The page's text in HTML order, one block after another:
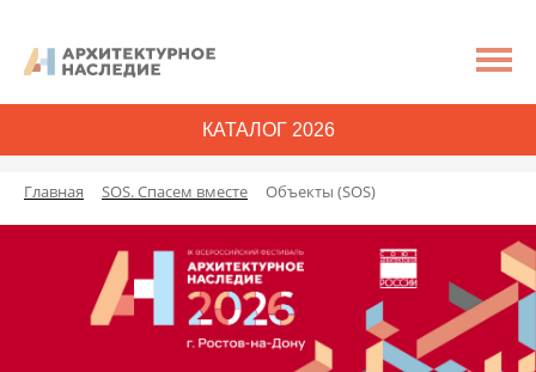
КАТАЛОГ 2026
Главная SOS. Спасем вместе Объекты (SOS)